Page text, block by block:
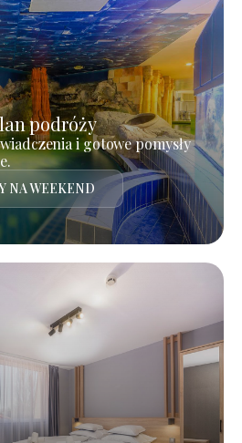
podróży
i gotowe pomysły
NA WEEKEND